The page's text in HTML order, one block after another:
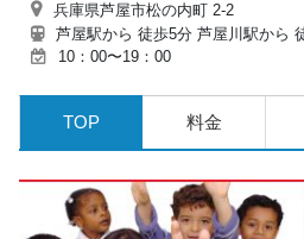
兵庫県芦屋市松の内町 2-2
芦屋駅から 徒歩5分 芦屋川駅から
10：00〜19：00
TOP 料金